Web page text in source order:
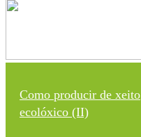
Como producir de xeito
ecolóxico (II)